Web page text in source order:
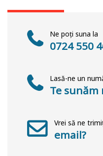
Ne poți suna la
0724 550
Lasă-ne un
Te sunăm
Vrei să ne
email?